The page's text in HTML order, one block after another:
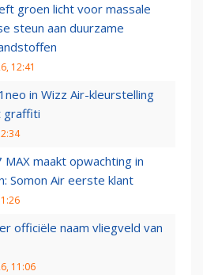
groen licht voor massale
steun aan duurzame
12:41
in Wizz Air-kleurstelling
graffiti
MAX maakt opwachting in
Somon Air eerste klant
officiële naam vliegveld van
11:06